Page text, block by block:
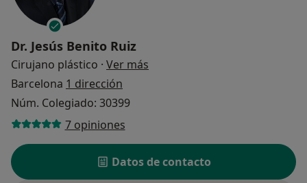
Dr. Jesús Benito Ruiz
Cirujano plástico · Ver más
Barcelona 1 dirección
Núm. Colegiado: 30399
7 opiniones
Datos de contacto